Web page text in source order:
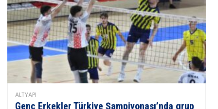
ALTYAPI
Genç Erkekler Türkiye Şampiyonası’nda grup